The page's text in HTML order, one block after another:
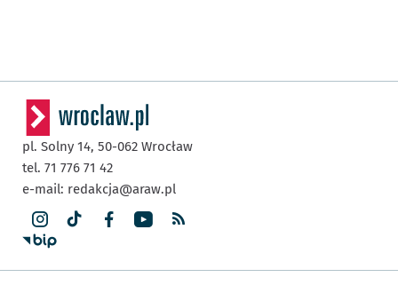
pl. Solny 14, 50-062 Wrocław
tel. 71 776 71 42
e-mail: redakcja@araw.pl